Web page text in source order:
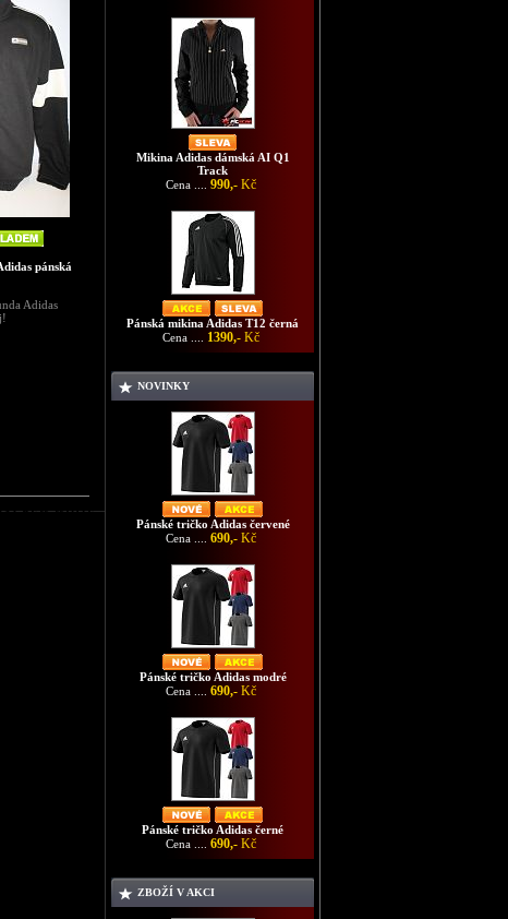
pánská
Adidas
CREW WHITE
Mikina Adidas dámská AI Q1
Track
Cena .... 990,- Kč
Pánská mikina Adidas T12 černá
Cena .... 1390,- Kč
NOVINKY
Pánské tričko Adidas červené
Cena .... 690,- Kč
Pánské tričko Adidas modré
Cena .... 690,- Kč
Pánské tričko Adidas černé
Cena .... 690,- Kč
ZBOŽÍ V AKCI